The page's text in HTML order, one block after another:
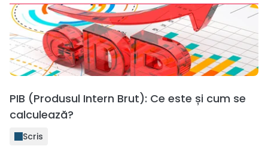
PIB (Produsul Intern Brut): Ce este și cum se
calculează?
Scris